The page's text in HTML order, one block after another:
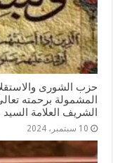
حزب الشورى
المشمولة برحمته
الشريف العلامة
10 سبتمبر، 2024